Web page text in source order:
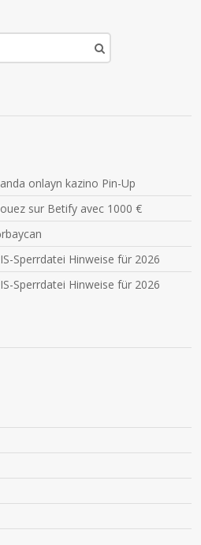
onlayn kazino Pin-Up
sur Betify avec 1000 €
Sperrdatei Hinweise für 2026
Sperrdatei Hinweise für 2026